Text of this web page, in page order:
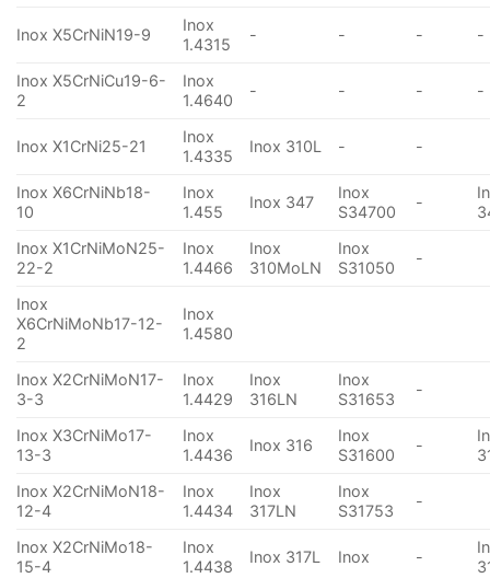
Inox X5CrNiN19-9
Inox
1.4315
- - - -
Inox X5CrNiCu19-6-
2
Inox
1.4640
- - - -
Inox X1CrNi25-21
Inox
1.4335
Inox 310L - -
Inox X6CrNiNb18-
10
Inox
1.455
Inox 347
Inox
S34700
-
Inox X1CrNiMoN25-
22-2
Inox
1.4466
Inox
310MoLN
Inox
S31050
-
Inox
X6CrNiMoNb17-12-
2
Inox
1.4580
Inox X2CrNiMoN17-
3-3
Inox
1.4429
Inox
316LN
Inox
S31653
-
Inox X3CrNiMo17-
13-3
Inox
1.4436
Inox 316
Inox
S31600
-
Inox X2CrNiMoN18-
12-4
Inox
1.4434
Inox
317LN
Inox
S31753
-
Inox X2CrNiMo18-
15-4
Inox
1.4438
Inox 317L Inox -